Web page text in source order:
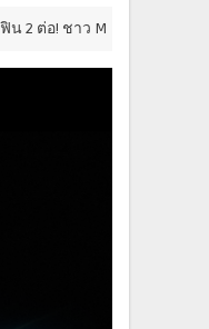
Plus รับเซอร์ไพรส์คุ้ม 2